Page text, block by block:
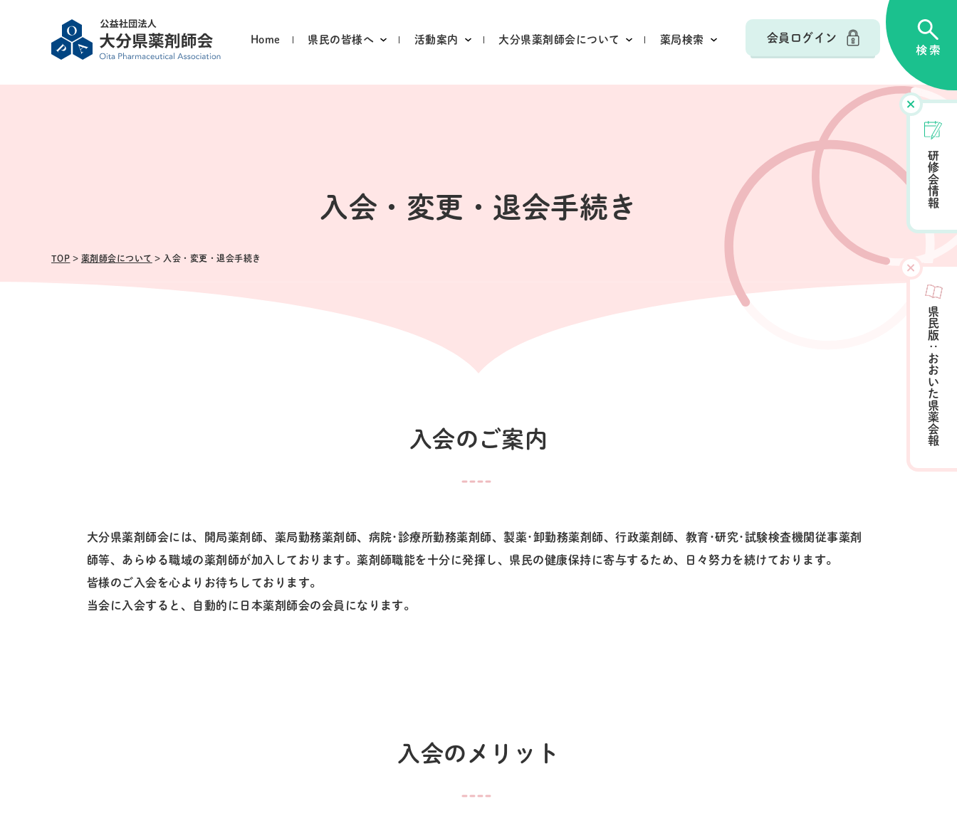
Home 県民の皆様へ 活動案内 大分県薬剤師会について 薬局検索 会員ログイン
検索
研修会情報
県民版
：
おおいた県薬会報
入会・変更・退会手続き
TOP > 薬剤師会について > 入会・変更・退会手続き
入会のご案内
大分県薬剤師会には、開局薬剤師、薬局勤務薬剤師、病院･診療所勤務薬剤師、製薬･卸勤務薬剤師、行政薬剤師、教育･研究･試験検査機関従事薬剤
師等、あらゆる職域の薬剤師が加入しております。薬剤師職能を十分に発揮し、県民の健康保持に寄与するため、日々努力を続けております。
皆様のご入会を心よりお待ちしております。
当会に入会すると、自動的に日本薬剤師会の会員になります。
入会のメリット